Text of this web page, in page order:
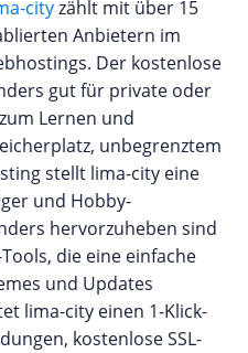
cityzählt mit über 15
Anbietern im
Der kostenlose
gut für private oder
Lernen und
unbegrenztem
stellt lima-city eine
und Hobby-
hervorzuheben sind
die eine einfache
und Updates
lima-city einen 1-Klick-
kostenlose SSL-